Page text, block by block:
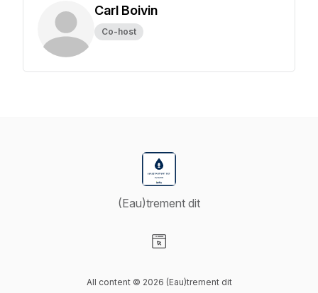
Carl Boivin
Co-host
(Eau)trement dit
All content © 2026 (Eau)trement dit